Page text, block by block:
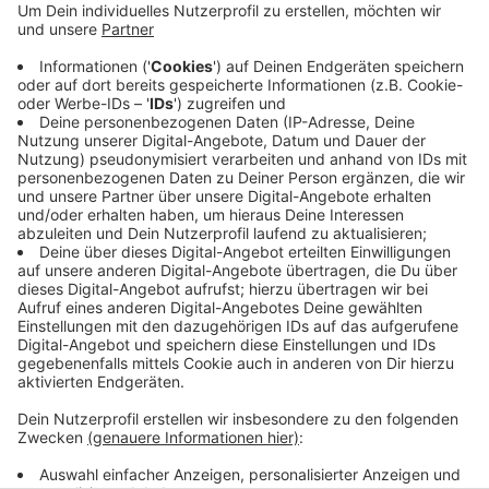
Anzeige
Die Feuerwehr konnte aber verhindern, dass auch der
umliegende Märchenwald abbrennt. Die Rauchsäule
war auch über die Stadtgrenzen Solingens hinaus
deutlich zu sehen. Zwischenzeitlich wurden auch
Anwohner in Haan vor einer Geruchsbelästigung
gewarnt und die Warn-App NINA hat ausgelöst.
Anzeige
Anzeige